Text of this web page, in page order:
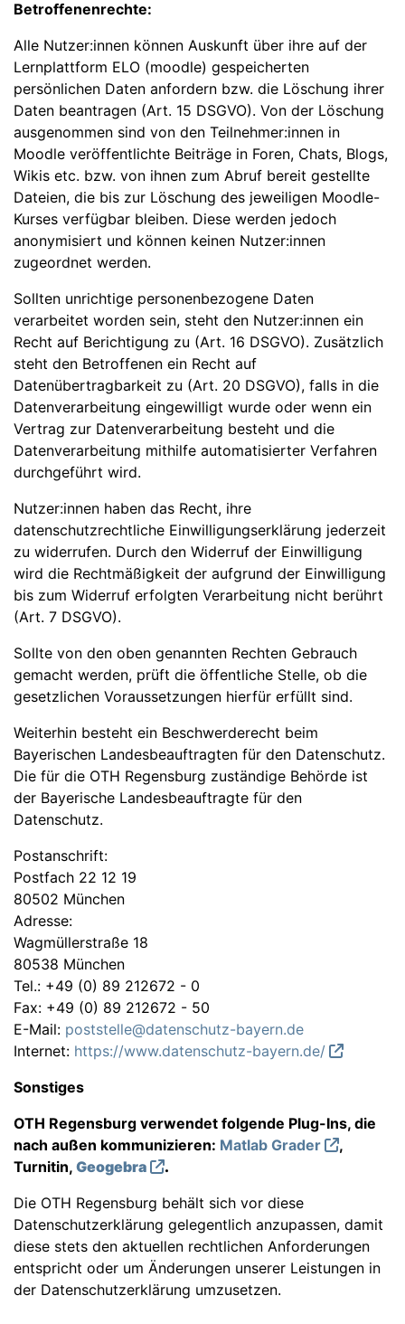
Betroffenenrechte:
Alle Nutzer:innen können Auskunft über ihre auf der
Lernplattform ELO (moodle) gespeicherten
persönlichen Daten anfordern bzw. die Löschung ihrer
Daten beantragen (Art. 15 DSGVO). Von der Löschung
ausgenommen sind von den Teilnehmer:innen in
Moodle veröffentlichte Beiträge in Foren, Chats, Blogs,
Wikis etc. bzw. von ihnen zum Abruf bereit gestellte
Dateien, die bis zur Löschung des jeweiligen Moodle-
Kurses verfügbar bleiben. Diese werden jedoch
anonymisiert und können keinen Nutzer:innen
zugeordnet werden.
Sollten unrichtige personenbezogene Daten
verarbeitet worden sein, steht den Nutzer:innen ein
Recht auf Berichtigung zu (Art. 16 DSGVO). Zusätzlich
steht den Betroffenen ein Recht auf
Datenübertragbarkeit zu (Art. 20 DSGVO), falls in die
Datenverarbeitung eingewilligt wurde oder wenn ein
Vertrag zur Datenverarbeitung besteht und die
Datenverarbeitung mithilfe automatisierter Verfahren
durchgeführt wird.
Nutzer:innen haben das Recht, ihre
datenschutzrechtliche Einwilligungserklärung jederzeit
zu widerrufen. Durch den Widerruf der Einwilligung
wird die Rechtmäßigkeit der aufgrund der Einwilligung
bis zum Widerruf erfolgten Verarbeitung nicht berührt
(Art. 7 DSGVO).
Sollte von den oben genannten Rechten Gebrauch
gemacht werden, prüft die öffentliche Stelle, ob die
gesetzlichen Voraussetzungen hierfür erfüllt sind.
Weiterhin besteht ein Beschwerderecht beim
Bayerischen Landesbeauftragten für den Datenschutz.
Die für die OTH Regensburg zuständige Behörde ist
der Bayerische Landesbeauftragte für den
Datenschutz.
Postanschrift:
Postfach 22 12 19
80502 München
Adresse:
Wagmüllerstraße 18
80538 München
Tel.: +49 (0) 89 212672 - 0
Fax: +49 (0) 89 212672 - 50
E-Mail: poststelle@datenschutz-bayern.de
Internet: https://www.datenschutz-bayern.de/
Sonstiges
OTH Regensburg verwendet folgende Plug-Ins, die
nach außen kommunizieren: Matlab Grader
,
Turnitin, Geogebra
.
Die OTH Regensburg behält sich vor diese
Datenschutzerklärung gelegentlich anzupassen, damit
diese stets den aktuellen rechtlichen Anforderungen
entspricht oder um Änderungen unserer Leistungen in
der Datenschutzerklärung umzusetzen.